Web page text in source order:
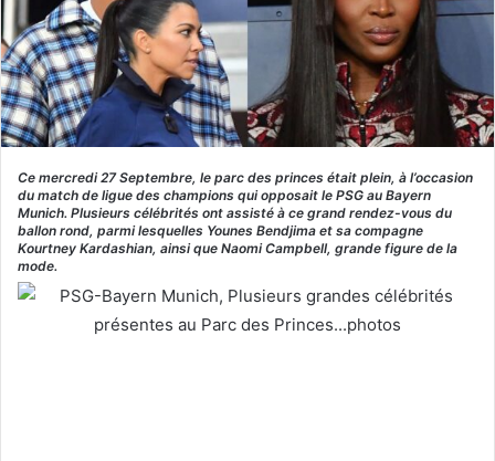
Ce mercredi 27 Septembre, le parc des princes était plein, à l’occasion
du match de ligue des champions qui opposait le PSG au Bayern
Munich. Plusieurs célébrités ont assisté à ce grand rendez-vous du
ballon rond, parmi lesquelles Younes Bendjima et sa compagne
Kourtney Kardashian, ainsi que Naomi Campbell, grande figure de la
mode.